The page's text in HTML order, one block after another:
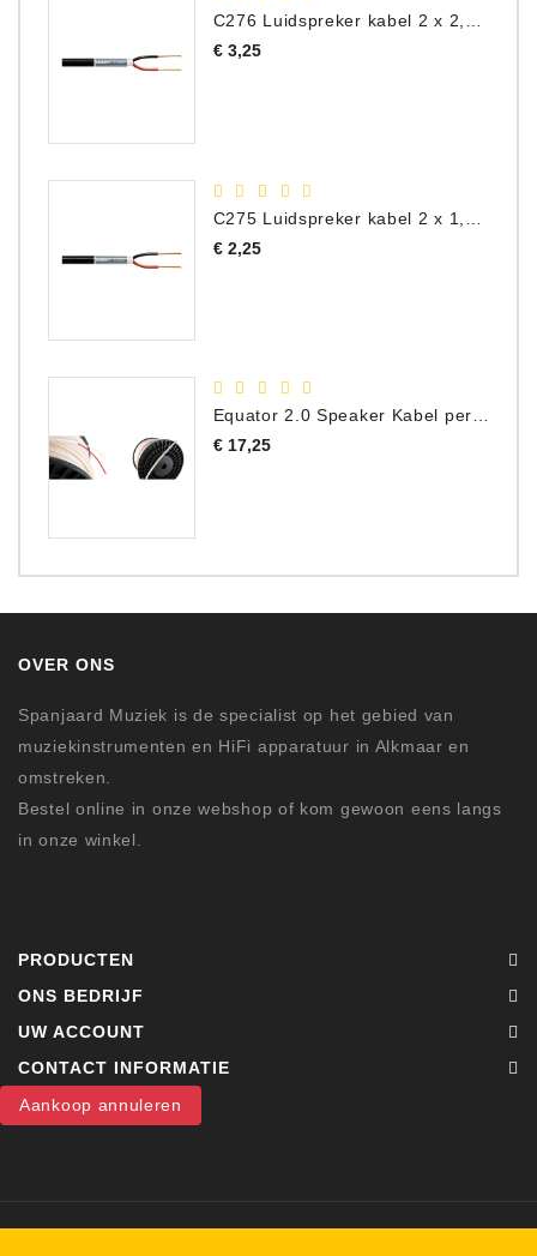
€ 3,25Prijs
€ 2,25Prijs
Equator 2.0 Speaker Kabel per meter
€ 17,25Prijs
OVER ONS
Spanjaard Muziek is de specialist op het gebied van
muziekinstrumenten en HiFi apparatuur in Alkmaar en
omstreken.
Bestel online in onze webshop of kom gewoon eens langs
in onze winkel.
PRODUCTEN
ONS BEDRIJF
UW ACCOUNT
CONTACT INFORMATIE
Aankoop annuleren